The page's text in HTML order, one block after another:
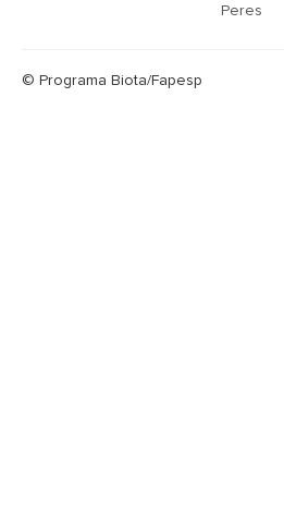
Peres
© Programa Biota/Fapesp